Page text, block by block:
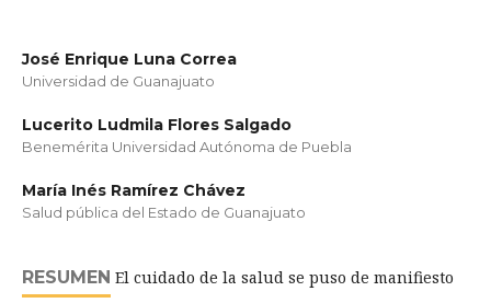
José Enrique Luna Correa
Universidad de Guanajuato
Lucerito Ludmila Flores Salgado
Benemérita Universidad Autónoma de Puebla
María Inés Ramírez Chávez
Salud pública del Estado de Guanajuato
RESUMEN El cuidado de la salud se puso de manifiesto